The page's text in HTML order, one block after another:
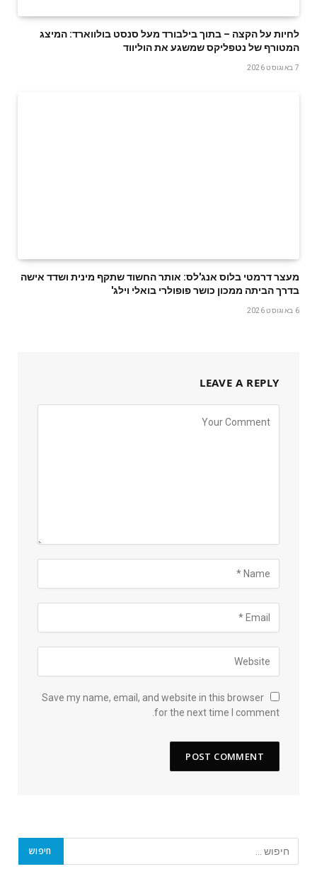
לחיות על הקצה – בתוך בילבורד מעל סנסט בולווארד: המיצג
המטורף של נטפליקס שמשגע את הוליווד
7 באוגוסט 2026
מעצר דרמטי בלוס אנג'לס: אותר החשוד שתקף מינית ושדד אישה
בדרך הביתה ממכון כושר פופולרי בואלי וילג'
6 באוגוסט 2026
LEAVE A REPLY
Save my name, email, and website in this browser
for the next time I comment.